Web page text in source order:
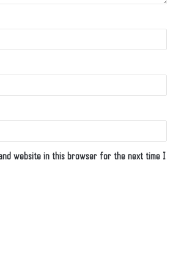
and website in this browser for the next time I